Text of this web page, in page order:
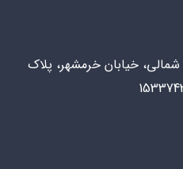
شمالی، خیابان خرمشهر، پلاک